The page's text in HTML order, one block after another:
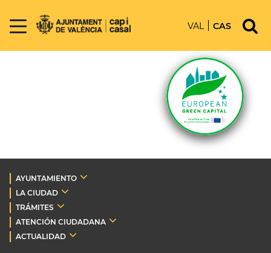
VAL CAS
AYUNTAMIENTO
LA CIUDAD
TRÁMITES
ATENCIÓN CIUDADANA
ACTUALIDAD